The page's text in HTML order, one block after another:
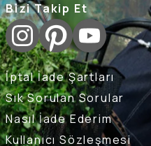
Bizi Takip Et
İptal İade Şartları
Sık Sorulan Sorular
Nasıl İade Ederim
Kullanıcı Sözleşmesi